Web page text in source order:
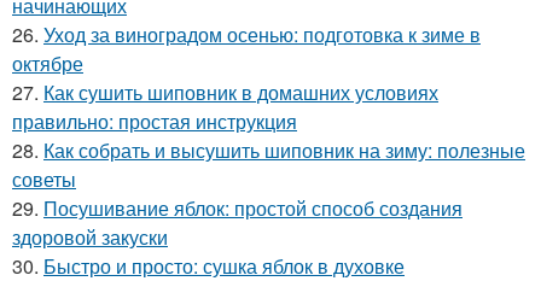
26. Уход за виноградом осенью: подготовка к зиме в
октябре
27. Как сушить шиповник в домашних условиях
правильно: простая инструкция
28. Как собрать и высушить шиповник на зиму: полезные
советы
29. Посушивание яблок: простой способ создания
здоровой закуски
30. Быстро и просто: сушка яблок в духовке